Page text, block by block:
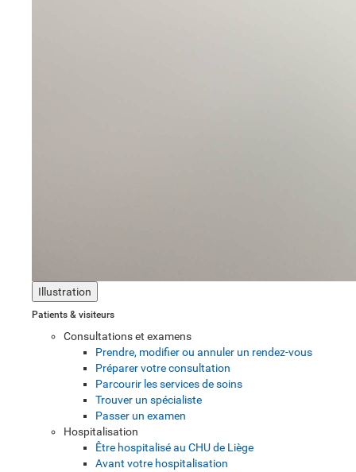
Illustration
Patients & visiteurs
Consultations et examens
Prendre, modifier ou annuler un rendez-vous
Préparer votre consultation
Parcourir les services de soins
Trouver un spécialiste
Passer un examen
Hospitalisation
Être hospitalisé au CHU de Liège
Avant votre hospitalisation